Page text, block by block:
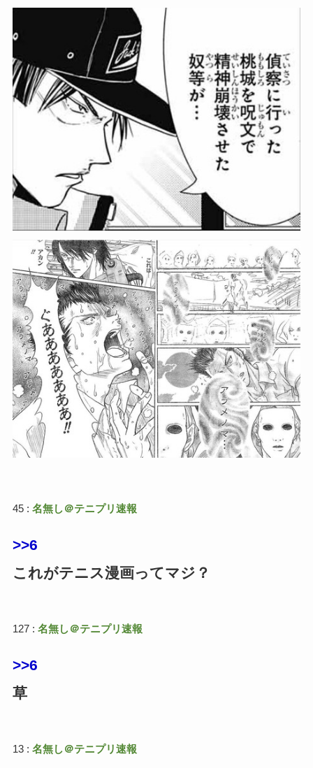
45 : 名無し＠テニプリ速報
>>6
これがテニス漫画ってマジ？
127 : 名無し＠テニプリ速報
>>6
草
13 : 名無し＠テニプリ速報